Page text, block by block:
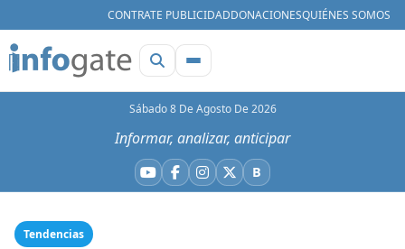
CONTRATE PUBLICIDADDONACIONESQUIÉNES SOMOS
Sábado 8 De Agosto De 2026
Informar, analizar, anticipar
YouTube
Facebook
Instagram
X BBluesky
Tendencias